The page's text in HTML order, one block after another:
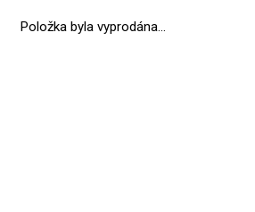
Položka byla vyprodána…